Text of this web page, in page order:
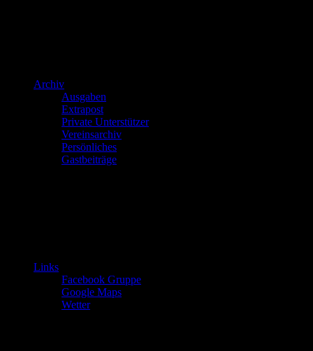
Archiv
Ausgaben
Extrapost
Private Unterstützer
Vereinsarchiv
Persönliches
Gastbeiträge
Links
Facebook Gruppe
Google Maps
Wetter